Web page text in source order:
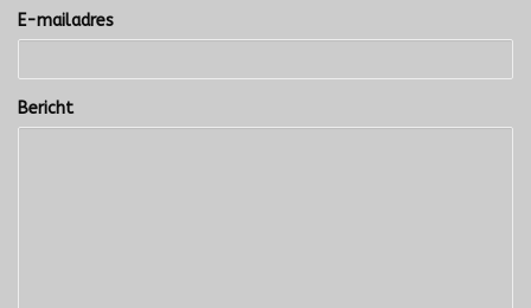
E-mailadres
Bericht